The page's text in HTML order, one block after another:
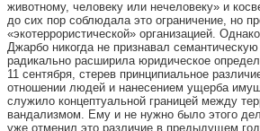
животному, человеку или нечеловеку» и
до сих пор соблюдала это ограничение, но
«экотеррористической» организацией.
Джарбо никогда не признавал
радикально расширила юридическое
11 сентября, стерев принципиальное
отношении людей и нанесением ущерба
служило концептуальной границей между
вандализмом. Ему и не нужно было этого
уже отменил это различие в предыдущем